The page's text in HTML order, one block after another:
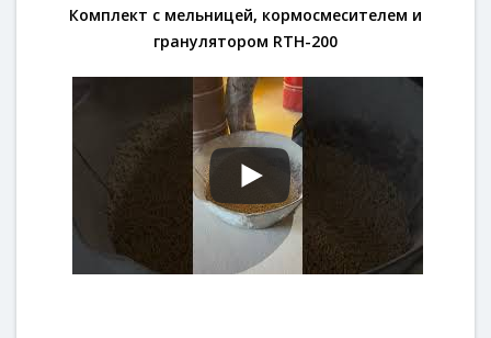
Комплект с мельницей, кормосмесителем и
гранулятором RTH-200